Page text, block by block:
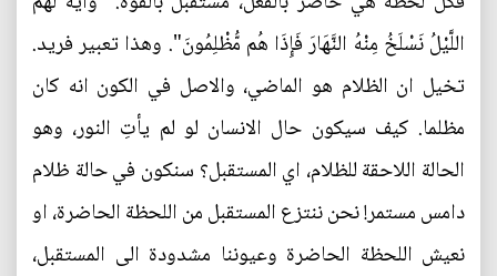
اللَّيْلُ نَسْلَخُ مِنْهُ النَّهَارَ فَإِذَا هُم مُّظْلِمُونَ". وهذا تعبير فريد.
تخيل ان الظلام هو الماضي، والاصل في الكون انه كان
مظلما. كيف سيكون حال الانسان لو لم يأتِ النور، وهو
الحالة اللاحقة للظلام، اي المستقبل؟ سنكون في حالة ظلام
دامس مستمر! نحن ننتزع المستقبل من اللحظة الحاضرة، او
نعيش اللحظة الحاضرة وعيوننا مشدودة الى المستقبل،